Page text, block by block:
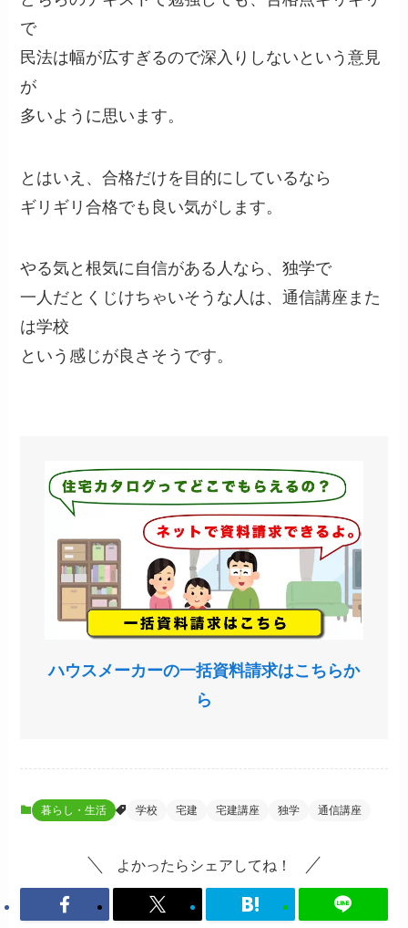
で
民法は幅が広すぎるので深入りしないという意見
が
多いように思います。
とはいえ、合格だけを目的にしているなら
ギリギリ合格でも良い気がします。
やる気と根気に自信がある人なら、独学で
一人だとくじけちゃいそうな人は、通信講座また
は学校
という感じが良さそうです。
ハウスメーカーの一括資料請求はこちらか
ら
暮らし・生活 学校 宅建 宅建講座 独学 通信講座
よかったらシェアしてね！